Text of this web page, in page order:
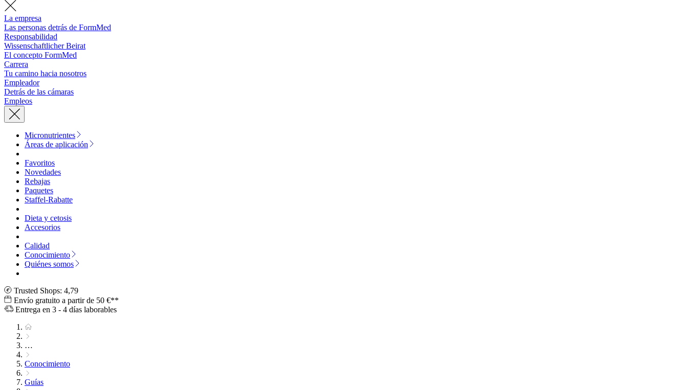
La empresa
Las personas detrás de FormMed
Responsabilidad
Wissenschaftlicher Beirat
El concepto FormMed
Carrera
Tu camino hacia nosotros
Empleador
Detrás de las cámaras
Empleos
Micronutrientes
Áreas de aplicación
Favoritos
Novedades
Rebajas
Paquetes
Staffel-Rabatte
Dieta y cetosis
Accesorios
Calidad
Conocimiento
Quiénes somos
Trusted Shops: 4,79
Envío gratuito a partir de 50 €**
Entrega en 3 - 4 días laborables
…
Conocimiento
Guías